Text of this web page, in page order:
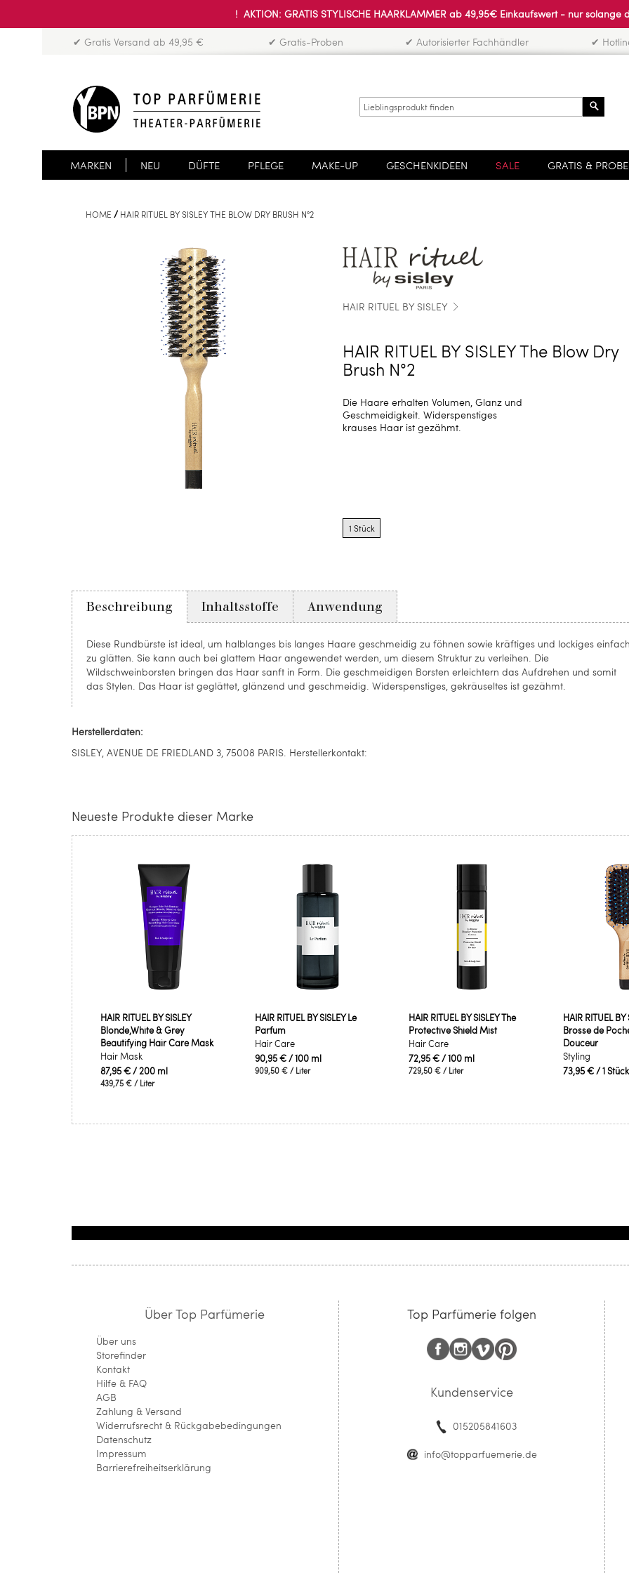
! AKTION: GRATIS STYLISCHE HAARKLAMMER ab 49,95€ Einkaufswert - nur solange
✔ Gratis Versand ab 49,95 € ✔ Gratis-Proben ✔ Autorisierter Fachhändler ✔
MARKEN NEU DÜFTE PFLEGE MAKE-UP GESCHENKIDEEN SALE GRATIS &
HOME HAIR RITUEL BY SISLEY THE BLOW DRY BRUSH N°2
HAIR RITUEL BY SISLEY
HAIR RITUEL BY SISLEY The Blow Dry
Brush N°2
Die Haare erhalten Volumen, Glanz und
Geschmeidigkeit. Widerspenstiges
krauses Haar ist gezähmt.
options
for
1 Stück
Beschreibung
Diese Rundbürste ist ideal, um halblanges bis langes Haare geschmeidig zu föhnen sowie kräftiges und lockiges
zu glätten. Sie kann auch bei glattem Haar angewendet werden, um diesem Struktur zu verleihen. Die
Wildschweinborsten bringen das Haar sanft in Form. Die geschmeidigen Borsten erleichtern das Aufdrehen und somit
das Stylen. Das Haar ist geglättet, glänzend und geschmeidig. Widerspenstiges, gekräuseltes ist gezähmt.
Inhaltsstoffe Anwendung
Herstellerdaten:
SISLEY, AVENUE DE FRIEDLAND 3, 75008 PARIS. Herstellerkontakt:
Neueste Produkte dieser Marke
HAIR RITUEL BY SISLEY
Blonde,White & Grey
Beautifying Hair Care Mask
Hair Mask
87,95 €/ 200 ml
439,75 € / Liter
HAIR RITUEL BY SISLEY Le
Parfum
Hair Care
90,95 €/ 100 ml
909,50 €/ Liter
HAIR RITUEL BY SISLEY The
Protective Shield Mist
Hair Care
72,95 €/ 100 ml
729,50 € / Liter
HAIR RITUEL BY
Brosse de
Douceur
Styling
73,95 €/ 1 Stück
Über Top Parfümerie
Über uns
Storefinder
Kontakt
Hilfe & FAQ
AGB
Zahlung & Versand
Widerrufsrecht & Rückgabebedingungen
Datenschutz
Impressum
Barrierefreiheitserklärung
Top Parfümerie folgen
Kundenservice
015205841603
info@topparfuemerie.de